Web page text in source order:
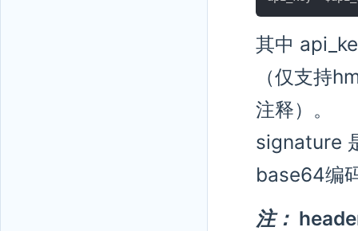
其中
（仅支持
注释）。
signature
base64编
注：